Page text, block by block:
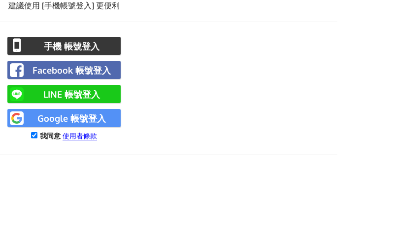
建議使用 [手機帳號登入] 更便利
手機 帳號登入
Facebook 帳號登入
LINE 帳號登入
Google 帳號登入
我同意 使用者條款